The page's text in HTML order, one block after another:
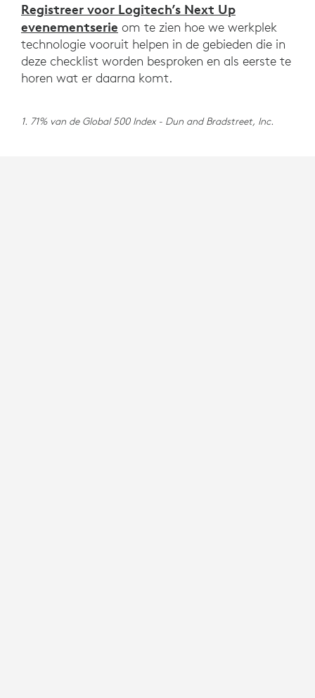
Registreer voor Logitech’s Next Up
evenementserie om te zien hoe we werkplek
technologie vooruit helpen in de gebieden die in
deze checklist worden besproken en als eerste te
horen wat er daarna komt.
1. 71% van de Global 500 Index - Dun and Bradstreet, Inc.